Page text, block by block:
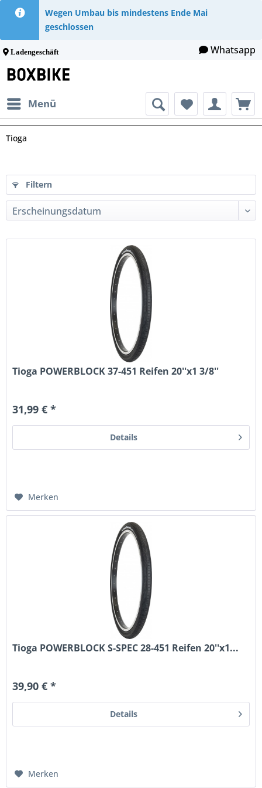
Wegen Umbau bis mindestens Ende Mai
geschlossen
Ladengeschäft Whatsapp
Menü
Tioga
Filtern
Tioga POWERBLOCK 37-451 Reifen 20''x1 3/8''
31,99 € *
Details
Merken
Tioga POWERBLOCK S-SPEC 28-451 Reifen 20''x1...
39,90 € *
Details
Merken